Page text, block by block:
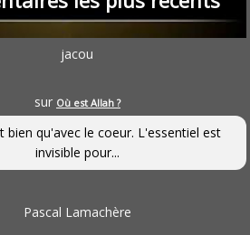
jacou
sur Où est Allah ?
bien qu'avec le coeur. L'essentiel est
invisible pour...
Pascal Lamachère